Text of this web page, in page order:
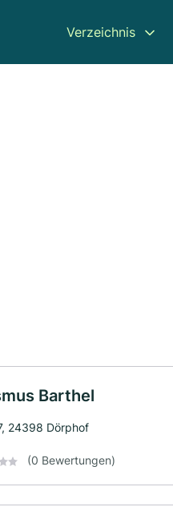
Verzeichnis
Barthel
24398 Dörphof
(0 Bewertungen)